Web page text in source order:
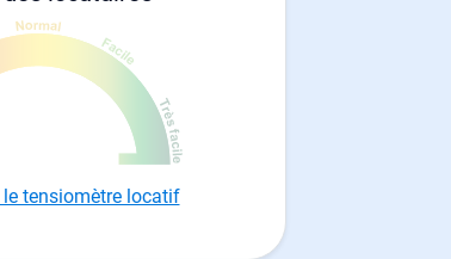
le tensiomètre locatif